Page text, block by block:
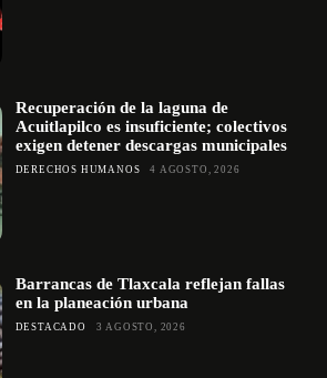
Recuperación de la laguna de
Acuitlapilco es insuficiente; colectivos
exigen detener descargas municipales
DERECHOS HUMANOS 4 AGOSTO, 2026
Barrancas de Tlaxcala reflejan fallas
en la planeación urbana
DESTACADO 3 AGOSTO, 2026